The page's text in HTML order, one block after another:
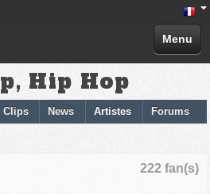
Menu
Hip Hop
Clips News Artistes Forums
222 fan(s)